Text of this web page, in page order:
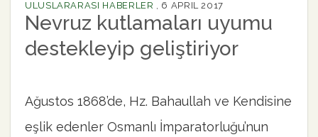
ULUSLARARASI HABERLER , 6 APRIL 2017
Nevruz kutlamaları uyumu
destekleyip geliştiriyor
Ağustos 1868’de, Hz. Bahaullah ve Kendisine
eşlik edenler Osmanlı İmparatorluğu’nun